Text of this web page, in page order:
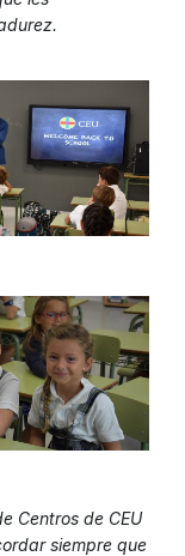
Centros de CEU
siempre que